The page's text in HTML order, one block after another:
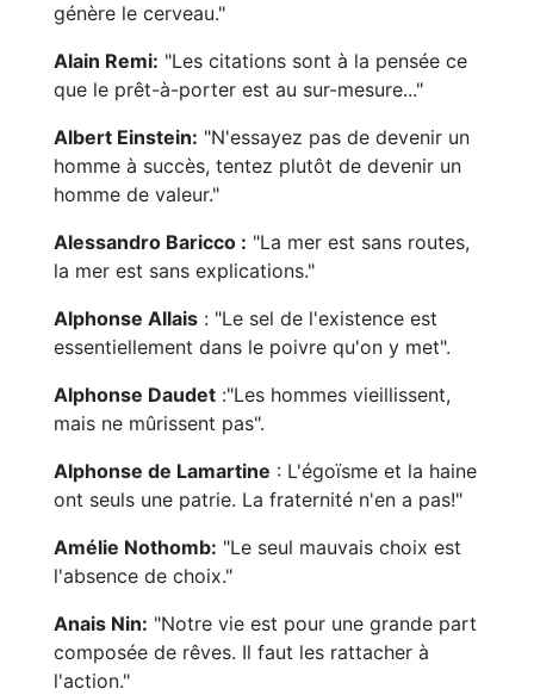
génère le cerveau."
Alain Remi: "Les citations sont à la pensée ce
que le prêt-à-porter est au sur-mesure..."
Albert Einstein: "N'essayez pas de devenir un
homme à succès, tentez plutôt de devenir un
homme de valeur."
Alessandro Baricco : "La mer est sans routes,
la mer est sans explications."
Alphonse Allais : "Le sel de l'existence est
essentiellement dans le poivre qu'on y met".
Alphonse Daudet :"Les hommes vieillissent,
mais ne mûrissent pas".
Alphonse de Lamartine : L'égoïsme et la haine
ont seuls une patrie. La fraternité n'en a pas!"
Amélie Nothomb: "Le seul mauvais choix est
l'absence de choix."
Anais Nin: "Notre vie est pour une grande part
composée de rêves. Il faut les rattacher à
l'action."